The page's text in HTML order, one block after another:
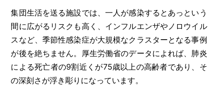
集団生活を送る施設では、一人が感染するとあっという
間に広がるリスクも高く、インフルエンザやノロウイル
スなど、季節性感染症が大規模なクラスターとなる事例
が後を絶ちません。厚生労働省のデータによれば、肺炎
による死亡者の9割近くが75歳以上の高齢者であり、そ
の深刻さが浮き彫りになっています。